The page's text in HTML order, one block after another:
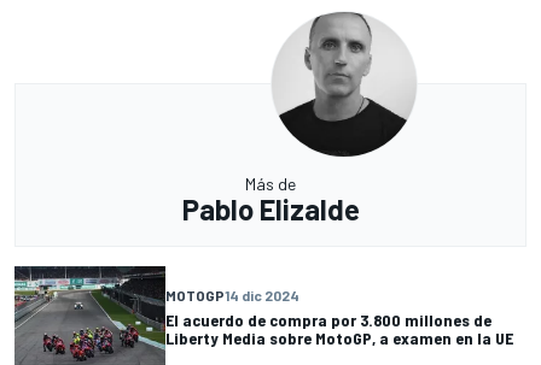
Más de
Pablo Elizalde
MOTOGP14 dic 2024
El acuerdo de compra por 3.800 millones de
Liberty Media sobre MotoGP, a examen en la UE